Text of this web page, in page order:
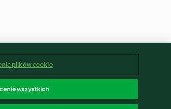
plików cookie
wszystkich